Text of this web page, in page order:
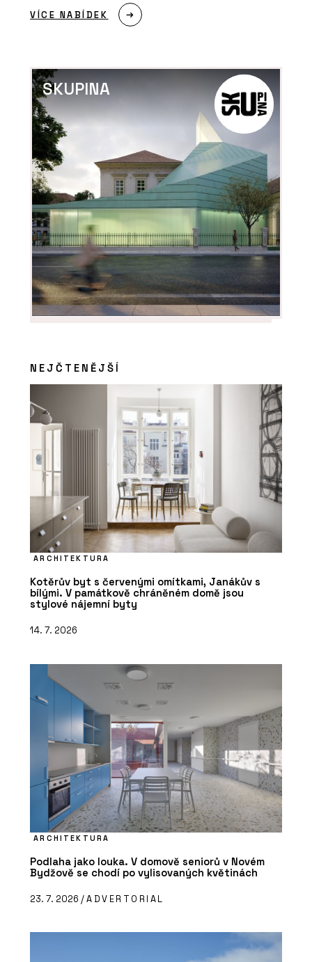
VÍCE NABÍDEK
SKUPINA
NEJČTENĚJŠÍ
ARCHITEKTURA
Kotěrův byt s červenými omítkami, Janákův s
bílými. V památkově chráněném domě jsou
stylové nájemní byty
14. 7. 2026
ARCHITEKTURA
Podlaha jako louka. V domově seniorů v Novém
Bydžově se chodí po vylisovaných květinách
23. 7. 2026 /ADVERTORIAL